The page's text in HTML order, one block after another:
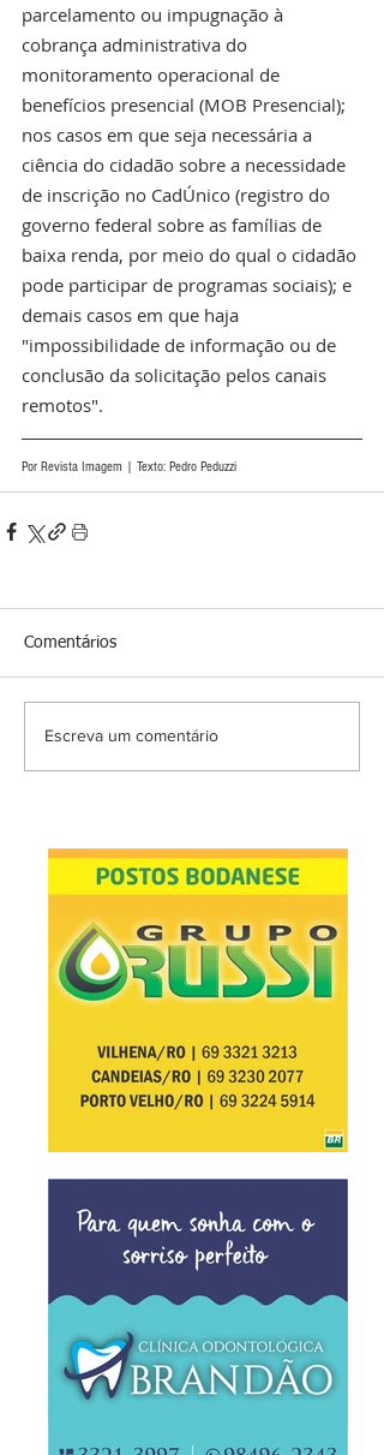
parcelamento ou impugnação à
cobrança administrativa do
monitoramento operacional de
benefícios presencial (MOB Presencial);
nos casos em que seja necessária a
ciência do cidadão sobre a necessidade
de inscrição no CadÚnico (registro do
governo federal sobre as famílias de
baixa renda, por meio do qual o cidadão
pode participar de programas sociais); e
demais casos em que haja
"impossibilidade de informação ou de
conclusão da solicitação pelos canais
remotos".
Por Revista Imagem | Texto: Pedro Peduzzi
Comentários
Escreva um comentário